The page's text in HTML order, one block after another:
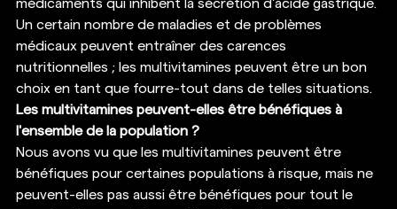
médicaments qui inhibent la sécrétion d'acide gastrique.
Un certain nombre de maladies et de problèmes
médicaux peuvent entraîner des carences
nutritionnelles ; les multivitamines peuvent être un bon
choix en tant que fourre-tout dans de telles situations.
Les multivitamines peuvent-elles être bénéfiques à
l'ensemble de la population ?
Nous avons vu que les multivitamines peuvent être
bénéfiques pour certaines populations à risque, mais ne
peuvent-elles pas aussi être bénéfiques pour tout le